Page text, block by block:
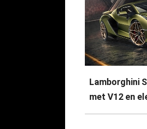
Lamborghini
met V12 en